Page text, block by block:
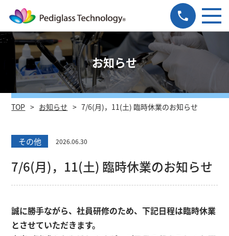
お知らせ
TOP お知らせ 7/6(月)，11(土) 臨時休業のお知らせ
その他 2026.06.30
7/6(月)，11(土) 臨時休業のお知らせ
誠に勝手ながら、社員研修のため、下記日程は臨時休業
とさせていただきます。